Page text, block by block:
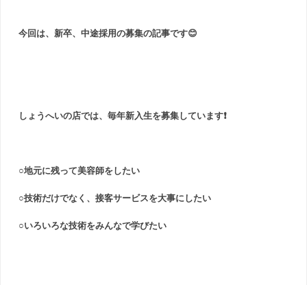
今回は、新卒、中途採用の募集の記事です😊
しょうへいの店では、毎年新入生を募集しています❗
○地元に残って美容師をしたい
○技術だけでなく、接客サービスを大事にしたい
○いろいろな技術をみんなで学びたい